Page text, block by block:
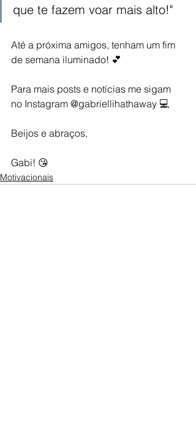
que te fazem voar mais alto!"
Até a próxima amigos, tenham um fim
de semana iluminado! 💕
Para mais posts e notícias me sigam
no Instagram @gabriellihathaway 💻
Beijos e abraços,
Gabi! 😘
Motivacionais